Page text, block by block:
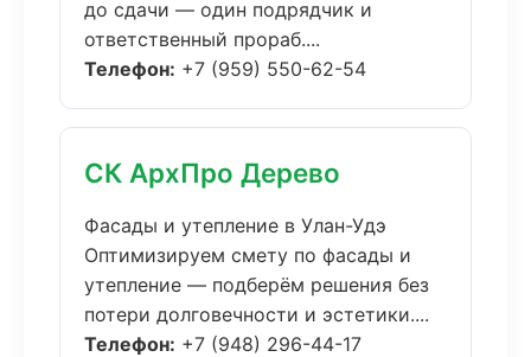
до сдачи — один подрядчик и
ответственный прораб....
Телефон: +7 (959) 550-62-54
СК АрхПро Дерево
Фасады и утепление в Улан-Удэ
Оптимизируем смету по фасады и
утепление — подберём решения без
потери долговечности и эстетики....
Телефон: +7 (948) 296-44-17